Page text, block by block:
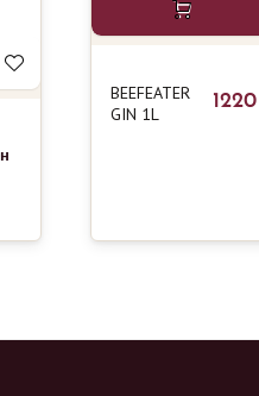
BEEFEATER
GIN 1L